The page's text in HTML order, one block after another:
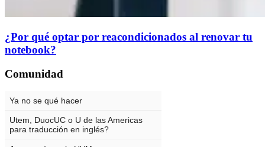
¿Por qué optar por reacondicionados al renovar tu
notebook?
Comunidad